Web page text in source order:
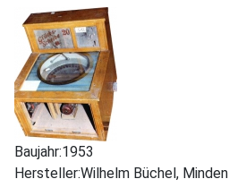
Baujahr:1953
Hersteller:Wilhelm Büchel, Minden